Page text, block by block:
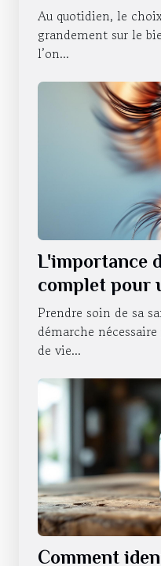
quotidien.
Au quotidien, le
grandement sur le
l’on...
L'importance
complet pour
optimale
Prendre soin de sa
démarche
de vie...
Comment